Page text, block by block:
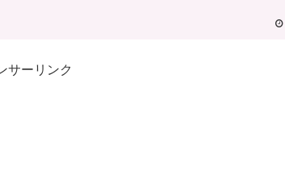
サーリンク